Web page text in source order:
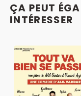
ÇA PEUT
INTÉRESSER